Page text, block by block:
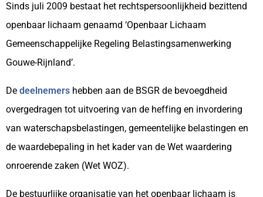
Sinds juli 2009 bestaat het rechtspersoonlijkheid bezittend
openbaar lichaam genaamd ‘Openbaar Lichaam
Gemeenschappelijke Regeling Belastingsamenwerking
Gouwe-Rijnland’.
De deelnemers hebben aan de BSGR de bevoegdheid
overgedragen tot uitvoering van de heffing en invordering
van waterschapsbelastingen, gemeentelijke belastingen en
de waardebepaling in het kader van de Wet waardering
onroerende zaken (Wet WOZ).
De bestuurlijke organisatie van het openbaar lichaam is